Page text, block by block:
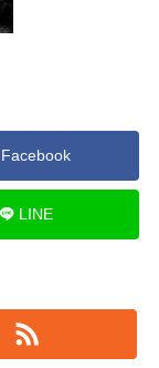
Facebook
LINE